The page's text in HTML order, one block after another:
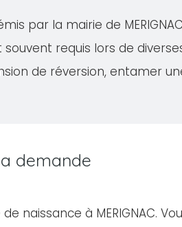
par la mairie de
souvent requis lors de
de réversion, entamer
demande
naissance à MERIGNAC.